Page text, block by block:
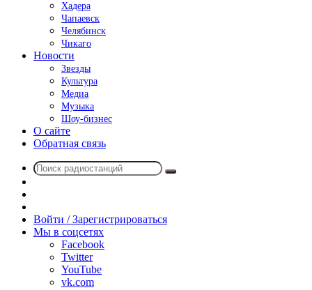
Хадера
Чапаевск
Челябинск
Чикаго
Новости
Звезды
Культура
Медиа
Музыка
Шоу-бизнес
О сайте
Обратная связь
Поиск
радио
Войти / Зарегистрироваться
Мы в соцсетях
Facebook
Twitter
YouTube
vk.com